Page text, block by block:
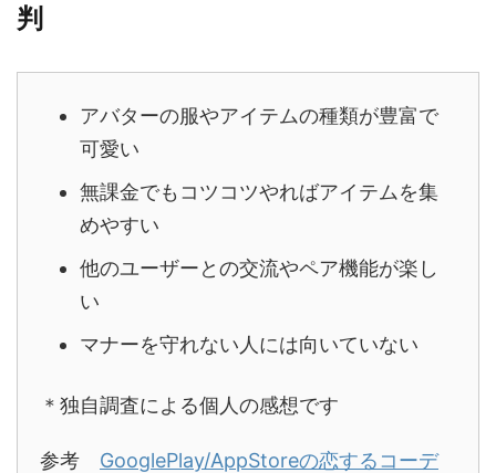
判
アバターの服やアイテムの種類が豊富で
可愛い
無課金でもコツコツやればアイテムを集
めやすい
他のユーザーとの交流やペア機能が楽し
い
マナーを守れない人には向いていない
＊独自調査による個人の感想です
参考 GooglePlay/AppStoreの恋するコーデ